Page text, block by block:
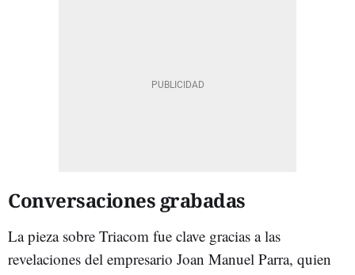
Conversaciones grabadas
La pieza sobre Triacom fue clave gracias a las
revelaciones del empresario Joan Manuel Parra, quien